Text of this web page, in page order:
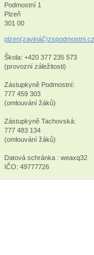
Podmostní 1
Plzeň
301 00
plzen(zavináč)zspodmostni.cz
Škola: +420 377 235 573
(provozní záležitosti)
Zástupkyně Podmostní:
777 459 303
(omlouvání žáků)
Zástupkyně Tachovská:
777 483 134
(omlouvání žáků)
Datová schránka : weaxq32
IČO: 49777726